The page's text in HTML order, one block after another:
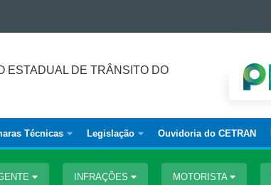
ESTADUAL DE TRÂNSITO DO
Técnicas Legislação Ouvidoria do CETRAN
INFRAÇÕES MOTORISTA